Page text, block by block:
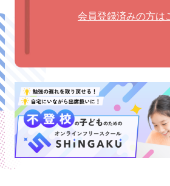
会員登録済みの方は